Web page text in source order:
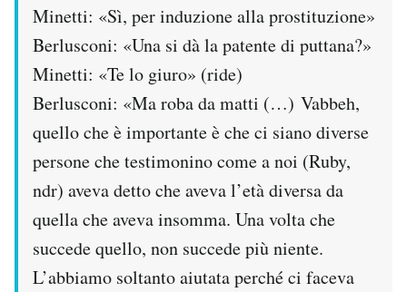
Minetti: «Sì, per induzione alla prostituzione»
Berlusconi: «Una si dà la patente di puttana?»
Minetti: «Te lo giuro» (ride)
Berlusconi: «Ma roba da matti (…) Vabbeh,
quello che è importante è che ci siano diverse
persone che testimonino come a noi (Ruby,
ndr) aveva detto che aveva l’età diversa da
quella che aveva insomma. Una volta che
succede quello, non succede più niente.
L’abbiamo soltanto aiutata perché ci faceva